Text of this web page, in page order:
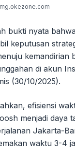
bukti nyata
keputusan
kemandirian
di akun
(30/10/2025).
efisiensi
menjadi daya
Jakarta-
waktu 3-4